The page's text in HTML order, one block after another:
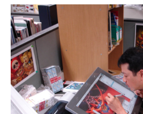
SÉRIES
ANIMATION
JEU VIDÉO
AUTRES
SOMMAIRE